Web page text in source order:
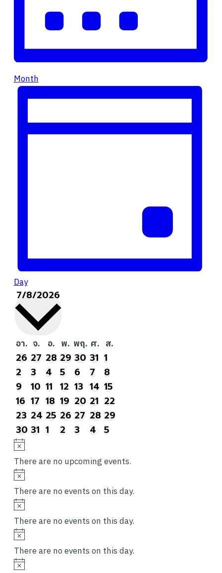
Month
Day
7/8/2026
Calendar
Of
Events
อา. วัน
อาทิตย์
จ. วัน
จันทร์
อ. วัน
อังคาร
พ. วัน
พุธ
พฤ. วัน
พฤหัสบดี
ศ. วัน
ศุกร์
ส.
0
Events
26 0
Events
27 0
Events
28 0
Events
29 0
Events
30 0
Events
31 0
Events
1
0
Events
2 0
Events
3 0
Events
4 0
Events
5 0
Events
6 0
Events
7 0
Events
8
0
Events
9 0
Events
10 0
Events
11 0
Events
12 0
Events
13 0
Events
14 0
Events
15
0
Events
16 0
Events
17 0
Events
18 0
Events
19 0
Events
20 0
Events
21 0
Events
22
0
Events
23 0
Events
24 0
Events
25 0
Events
26 0
Events
27 0
Events
28 0
Events
29
0
Events
30 0
31 0
1 0
2 0
3 0
4 0
5
Notice
There are no upcoming events.
Notice
There are no events on this day.
Notice
There are no events on this day.
Notice
There are no events on this day.
Notice